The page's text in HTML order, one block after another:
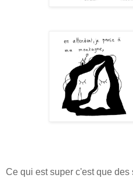
Ce qui est super c'est que